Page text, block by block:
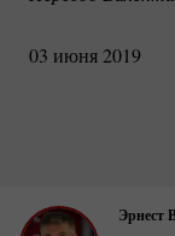
03 июня 2019
Эрнест